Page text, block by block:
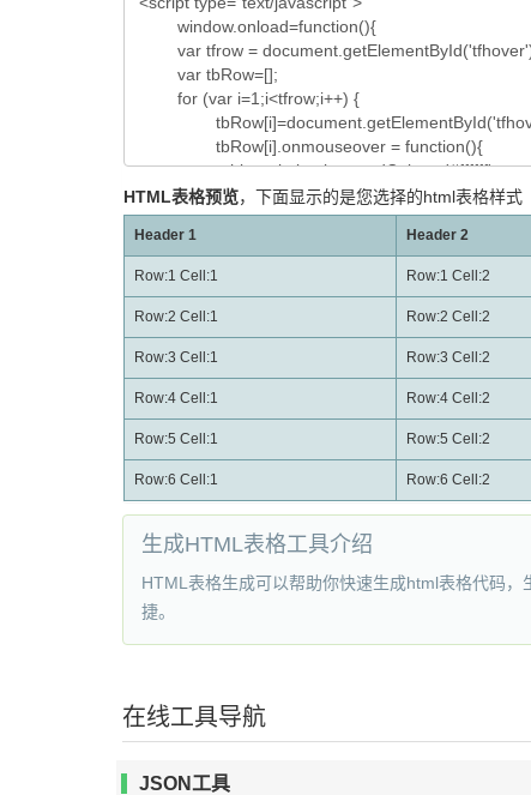
HTML表格预览，下面显示的是您选择的html表格样式
Header 1 Header 2
Row:1 Cell:1 Row:1 Cell:2
Row:2 Cell:1 Row:2 Cell:2
Row:3 Cell:1 Row:3 Cell:2
Row:4 Cell:1 Row:4 Cell:2
Row:5 Cell:1 Row:5 Cell:2
Row:6 Cell:1 Row:6 Cell:2
生成HTML表格工具介绍
HTML表格生成可以帮助你快速生成html表格代码
捷。
在线工具导航
JSON工具